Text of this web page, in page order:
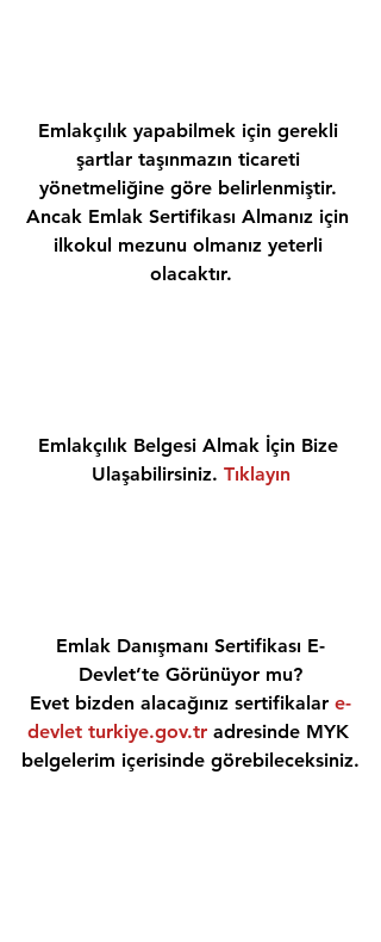
Emlakçılık yapabilmek için gerekli
şartlar taşınmazın ticareti
yönetmeliğine göre belirlenmiştir.
Ancak Emlak Sertifikası Almanız için
ilkokul mezunu olmanız yeterli
olacaktır.
Emlakçılık Belgesi Almak İçin Bize
Ulaşabilirsiniz. Tıklayın
Emlak Danışmanı Sertifikası E-
Devlet’te Görünüyor mu?
Evet bizden alacağınız sertifikalar e-
devlet turkiye.gov.tr adresinde MYK
belgelerim içerisinde görebileceksiniz.